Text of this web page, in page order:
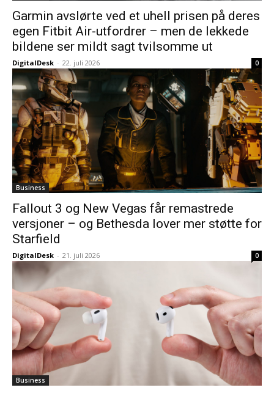
Garmin avslørte ved et uhell prisen på deres
egen Fitbit Air-utfordrer – men de lekkede
bildene ser mildt sagt tvilsomme ut
DigitalDesk - 22. juli 2026 0
Business
Fallout 3 og New Vegas får remastrede
versjoner – og Bethesda lover mer støtte for
Starfield
DigitalDesk - 21. juli 2026 0
Business